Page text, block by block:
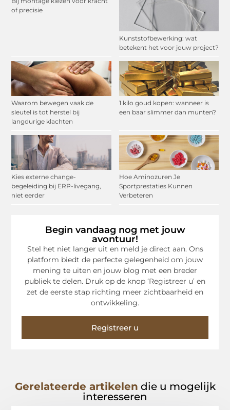
of precisie
Kunststofbewerking: wat
betekent het voor jouw project?
Waarom bewegen vaak de
sleutel is tot herstel bij
langdurige klachten
1 kilo goud kopen: wanneer is
een baar slimmer dan munten?
Kies externe change-
begeleiding bij ERP-livegang,
niet eerder
Hoe Aminozuren Je
Sportprestaties Kunnen
Verbeteren
Begin vandaag nog met jouw
avontuur!
Stel het niet langer uit en meld je direct aan. Ons
platform biedt de perfecte gelegenheid om jouw
mening te uiten en jouw blog met een breder
publiek te delen. Druk op de knop ‘Registreer u’ en
zet de eerste stap richting meer zichtbaarheid en
ontwikkeling.
Registreer u
Gerelateerde artikelen die u mogelijk
interesseren